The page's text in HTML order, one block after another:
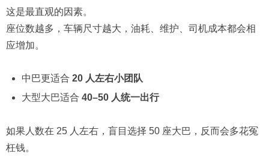
这是最直观的因素。
座位数越多，车辆尺寸越大，油耗、维护、司机成本都会相
应增加。
中巴更适合 20 人左右小团队
大型大巴适合 40–50 人统一出行
如果人数在 25 人左右，盲目选择 50 座大巴，反而会多花冤
枉钱。